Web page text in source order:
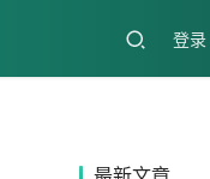
登录